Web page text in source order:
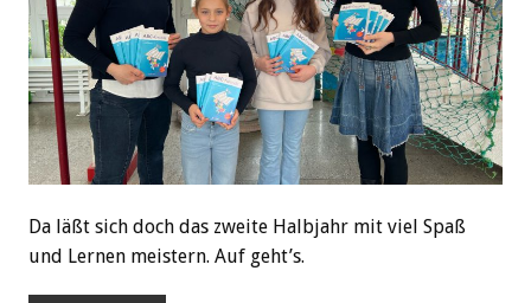
Da läßt sich doch das zweite Halbjahr mit viel Spaß
und Lernen meistern. Auf geht’s.